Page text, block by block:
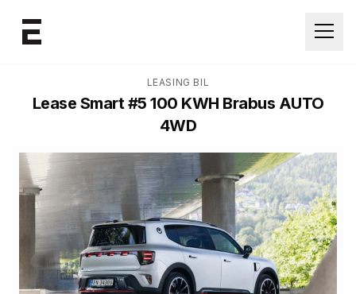
LEASING BIL
Lease Smart #5 100 KWH Brabus AUTO
4WD